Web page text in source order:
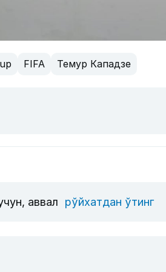
FIFA Темур Кападзе
аввал рўйхатдан ўтинг